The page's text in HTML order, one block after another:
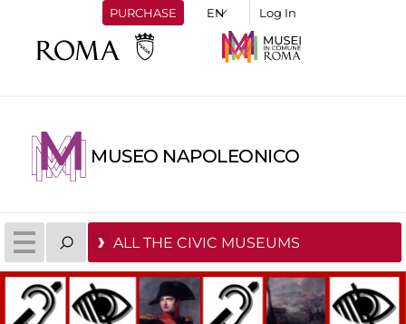
PURCHASE Log In
MUSEO NAPOLEONICO
ALL THE CIVIC MUSEUMS